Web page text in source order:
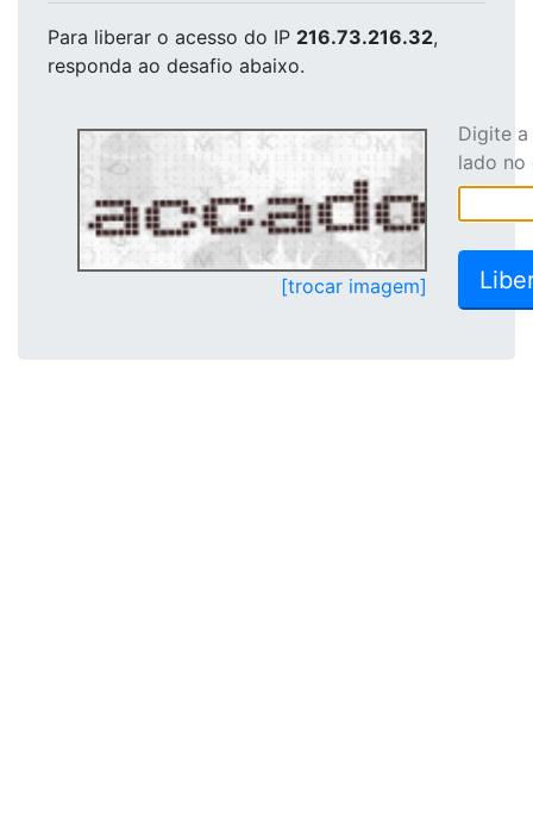
Para liberar o acesso do IP 216.73.216.32,
responda ao desafio abaixo.
[trocar imagem]
Digite
lado no